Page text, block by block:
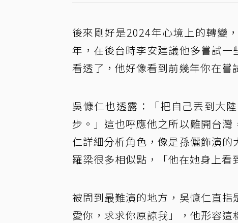
後來剛好是2024年心境上的轉變
年，在後台時李安建議他多嘗試
看透了，他好像看到前幾年你在嘗
吳慷仁也透露：「把自己丟到大
步。」這也呼應他之所以離開台
仁詳細分析角色，像是孫儷飾演
羅梁很多相似點，「他在她身上看
被問到最難演的地方，吳慷仁直
愛你，求求你原諒我」，他形容